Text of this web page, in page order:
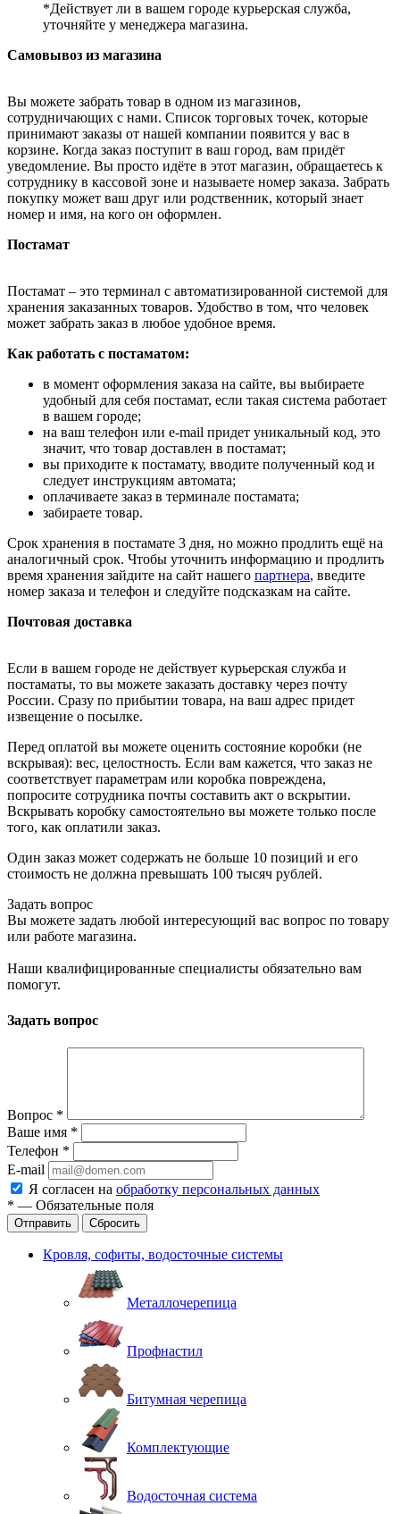
*Действует ли в вашем городе курьерская служба,
уточняйте у менеджера магазина.
Самовывоз из магазина
Вы можете забрать товар в одном из магазинов,
сотрудничающих с нами. Список торговых точек, которые
принимают заказы от нашей компании появится у вас в
корзине. Когда заказ поступит в ваш город, вам придёт
уведомление. Вы просто идёте в этот магазин, обращаетесь к
сотруднику в кассовой зоне и называете номер заказа. Забрать
покупку может ваш друг или родственник, который знает
номер и имя, на кого он оформлен.
Постамат
Постамат – это терминал с автоматизированной системой для
хранения заказанных товаров. Удобство в том, что человек
может забрать заказ в любое удобное время.
Как работать с постаматом:
в момент оформления заказа на сайте, вы выбираете
удобный для себя постамат, если такая система работает
в вашем городе;
на ваш телефон или e-mail придет уникальный код, это
значит, что товар доставлен в постамат;
вы приходите к постамату, вводите полученный код и
следует инструкциям автомата;
оплачиваете заказ в терминале постамата;
забираете товар.
Срок хранения в постамате 3 дня, но можно продлить ещё на
аналогичный срок. Чтобы уточнить информацию и продлить
время хранения зайдите на сайт нашего партнера, введите
номер заказа и телефон и следуйте подсказкам на сайте.
Почтовая доставка
Если в вашем городе не действует курьерская служба и
постаматы, то вы можете заказать доставку через почту
России. Сразу по прибытии товара, на ваш адрес придет
извещение о посылке.
Перед оплатой вы можете оценить состояние коробки (не
вскрывая): вес, целостность. Если вам кажется, что заказ не
соответствует параметрам или коробка повреждена,
попросите сотрудника почты составить акт о вскрытии.
Вскрывать коробку самостоятельно вы можете только после
того, как оплатили заказ.
Один заказ может содержать не больше 10 позиций и его
стоимость не должна превышать 100 тысяч рублей.
Задать вопрос
Вы можете задать любой интересующий вас вопрос по товару
или работе магазина.
Наши квалифицированные специалисты обязательно вам
помогут.
Задать вопрос
Вопрос *
Ваше имя *
Телефон *
E-mail
Я согласен на обработку персональных данных
* — Обязательные поля
Отправить Сбросить
Кровля, софиты, водосточные системы
Металлочерепица
Профнастил
Битумная черепица
Комплектующие
Водосточная система